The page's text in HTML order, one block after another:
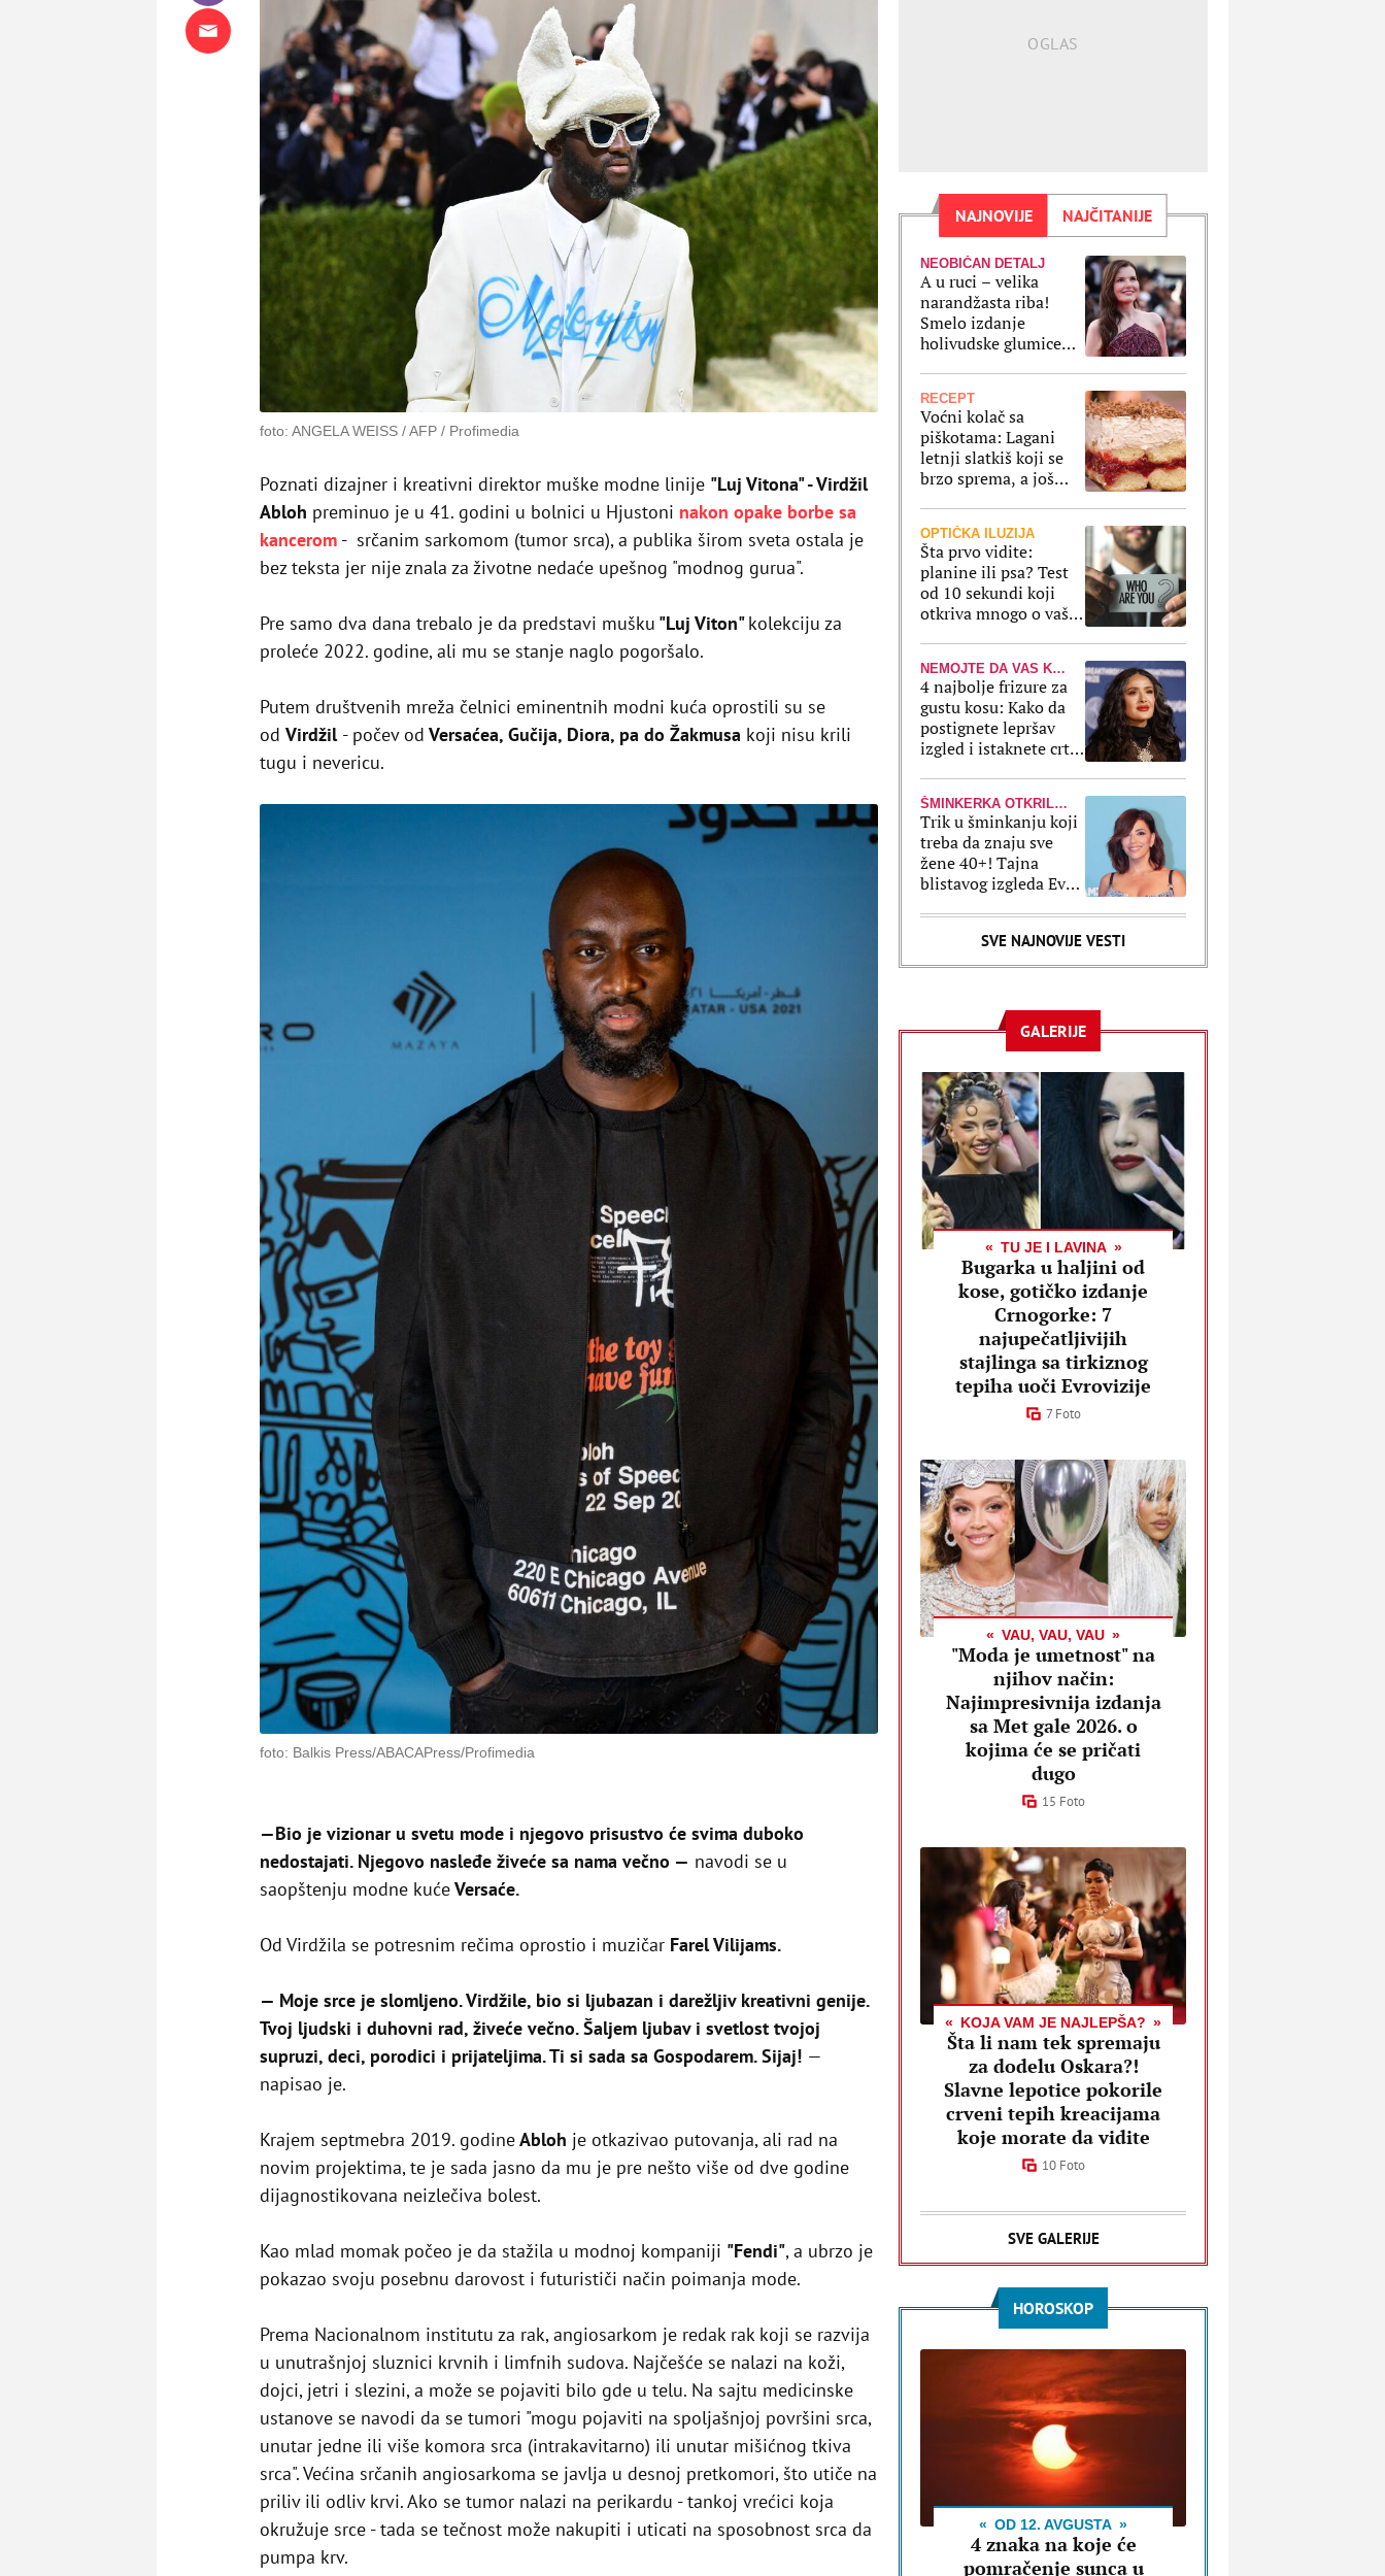
foto: ANGELA WEISS / AFP / Profimedia
Poznati dizajner i kreativni direktor muške modne linije "Luj Vitona" - Virdžil
Abloh preminuo je u 41. godini u bolnici u Hjustoni nakon opake borbe sa
kancerom - srčanim sarkomom (tumor srca), a publika širom sveta ostala je
bez teksta jer nije znala za životne nedaće upešnog "modnog gurua".
Pre samo dva dana trebalo je da predstavi mušku "Luj Viton"kolekciju za
proleće 2022. godine, ali mu se stanje naglo pogoršalo.
Putem društvenih mreža čelnici eminentnih modni kuća oprostili su se
od Virdžil - počev od Versaćea, Gučija, Diora, pa do Žakmusa koji nisu krili
tugu i nevericu.
foto: Balkis Press/ABACAPress/Profimedia
—Bio je vizionar u svetu mode i njegovo prisustvo će svima duboko
nedostajati. Njegovo nasleđe živeće sa nama večno — navodi se u
saopštenju modne kućeVersaće.
Od Virdžila se potresnim rečima oprostio i muzičar Farel Vilijams.
— Moje srce je slomljeno. Virdžile, bio si ljubazan i darežljiv kreativni genije.
Tvoj ljudski i duhovni rad, živeće večno. Šaljem ljubav i svetlost tvojoj
supruzi, deci, porodici i prijateljima. Ti si sada sa Gospodarem. Sijaj! —
napisao je.
Krajem septmebra 2019. godineAbloh je otkazivao putovanja, ali rad na
novim projektima, te je sada jasno da mu je pre nešto više od dve godine
dijagnostikovana neizlečiva bolest.
Kao mlad momak počeo je da stažila u modnoj kompaniji "Fendi", a ubrzo je
pokazao svoju posebnu darovost i futurističi način poimanja mode.
Prema Nacionalnom institutu za rak, angiosarkom je redak rak koji se razvija
u unutrašnjoj sluznici krvnih i limfnih sudova. Najčešće se nalazi na koži,
dojci, jetri i slezini, a može se pojaviti bilo gde u telu. Na sajtu medicinske
ustanove se navodi da se tumori "mogu pojaviti na spoljašnjoj površini srca,
unutar jedne ili više komora srca (intrakavitarno) ili unutar mišićnog tkiva
srca". Većina srčanih angiosarkoma se javlja u desnoj pretkomori, što utiče na
priliv ili odliv krvi. Ako se tumor nalazi na perikardu - tankoj vrećici koja
okružuje srce - tada se tečnost može nakupiti i uticati na sposobnost srca da
pumpa krv.
NAJNOVIJE NAJČITANIJE
NEOBIČAN DETALJ
A u ruci – velika
narandžasta riba!
Smelo izdanje
holivudske glumice
granice mode
RECEPT
Voćni kolač sa
piškotama: Lagani
letnji slatkiš koji se
brzo sprema, a još
OPTIČKA ILUZIJA
Šta prvo vidite:
planine ili psa? Test
od 10 sekundi koji
otkriva mnogo o vašoj
NEMOJTE DA VAS KOSA "POJEDE"
4 najbolje frizure za
gustu kosu: Kako da
postignete lepršav
izgled i istaknete crte
ŠMINKERKA OTKRILA CAKE
Trik u šminkanju koji
treba da znaju sve
žene 40+! Tajna
blistavog izgleda Eve
jednom proizvodu
SVE NAJNOVIJE VESTI
GALERIJE
TU JE I LAVINA
Bugarka u haljini od
kose, gotičko izdanje
Crnogorke: 7
najupečatljivijih
stajlinga sa tirkiznog
tepiha uoči Evrovizije
7 Foto
VAU, VAU, VAU
"Moda je umetnost" na
njihov način:
Najimpresivnija izdanja
sa Met gale 2026. o
kojima će se pričati
dugo
15 Foto
KOJA VAM JE NAJLEPŠA?
Šta li nam tek spremaju
za dodelu Oskara?!
Slavne lepotice pokorile
crveni tepih kreacijama
koje morate da vidite
10 Foto
SVE GALERIJE
HOROSKOP
OD 12. AVGUSTA
4 znaka na koje će
pomračenje sunca u